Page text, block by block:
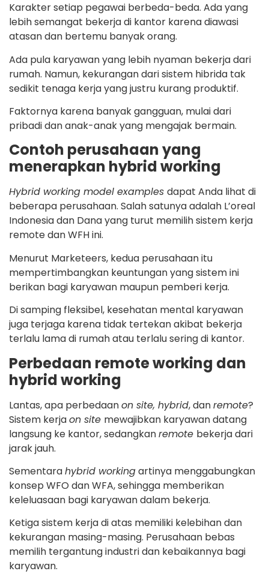
Karakter setiap pegawai berbeda-beda. Ada yang
lebih semangat bekerja di kantor karena diawasi
atasan dan bertemu banyak orang.
Ada pula karyawan yang lebih nyaman bekerja dari
rumah. Namun, kekurangan dari sistem hibrida tak
sedikit tenaga kerja yang justru kurang produktif.
Faktornya karena banyak gangguan, mulai dari
pribadi dan anak-anak yang mengajak bermain.
Contoh perusahaan yang
menerapkan hybrid working
Hybrid working model examples dapat Anda lihat di
beberapa perusahaan. Salah satunya adalah L’oreal
Indonesia dan Dana yang turut memilih sistem kerja
remote dan WFH ini.
Menurut Marketeers, kedua perusahaan itu
mempertimbangkan keuntungan yang sistem ini
berikan bagi karyawan maupun pemberi kerja.
Di samping fleksibel, kesehatan mental karyawan
juga terjaga karena tidak tertekan akibat bekerja
terlalu lama di rumah atau terlalu sering di kantor.
Perbedaan remote working dan
hybrid working
Lantas, apa perbedaanon site, hybrid, danremote?
Sistem kerjaon site mewajibkan karyawan datang
langsung ke kantor, sedangkanremote bekerja dari
jarak jauh.
Sementarahybrid workingartinya menggabungkan
konsep WFO dan WFA, sehingga memberikan
keleluasaan bagi karyawan dalam bekerja.
Ketiga sistem kerja di atas memiliki kelebihan dan
kekurangan masing-masing. Perusahaan bebas
memilih tergantung industri dan kebaikannya bagi
karyawan.